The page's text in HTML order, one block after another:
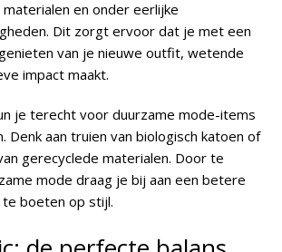
en onder eerlijke
Dit zorgt ervoor dat je met een
van je nieuwe outfit, wetende
impact maakt.
je terecht voor duurzame mode-items
Denk aan truien van biologisch katoen of
gerecyclede materialen. Door te
mode draag je bij aan een betere
boeten op stijl.